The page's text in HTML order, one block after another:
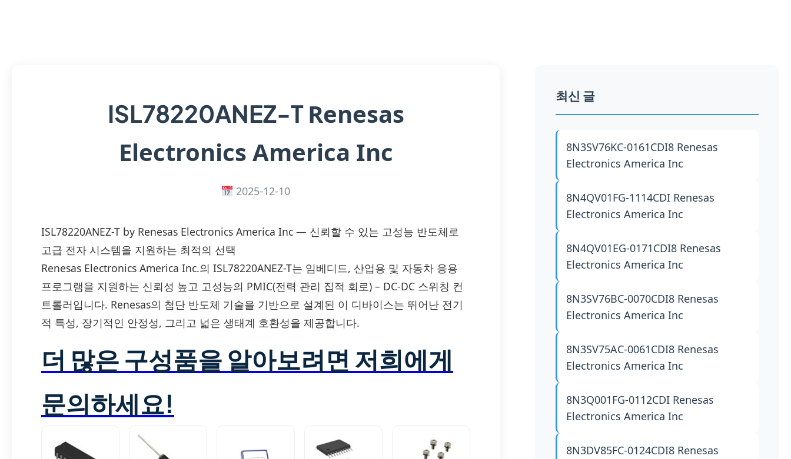
ISL78220ANEZ-TRenesas
Electronics America Inc
2025-12-10
ISL78220ANEZ-T by Renesas Electronics America Inc — 신뢰할 수 있는 고성능 반도체로
고급 전자 시스템을 지원하는 최적의 선택
Renesas Electronics America Inc.의 ISL78220ANEZ-T는 임베디드, 산업용 및 자동차 응용
프로그램을 지원하는 신뢰성 높고 고성능의 PMIC(전력 관리 집적 회로) – DC-DC 스위칭 컨
트롤러입니다. Renesas의 첨단 반도체 기술을 기반으로 설계된 이 디바이스는 뛰어난 전기
적 특성, 장기적인 안정성, 그리고 넓은 생태계 호환성을 제공합니다.
더 많은 구성품을 알아보려면 저희에게
문의하세요!
최신 글
8N3SV76KC-0161CDI8 Renesas
Electronics America Inc
8N4QV01FG-1114CDI Renesas
Electronics America Inc
8N4QV01EG-0171CDI8 Renesas
Electronics America Inc
8N3SV76BC-0070CDI8 Renesas
Electronics America Inc
8N3SV75AC-0061CDI8 Renesas
Electronics America Inc
8N3Q001FG-0112CDI Renesas
Electronics America Inc
8N3DV85FC-0124CDI8 Renesas